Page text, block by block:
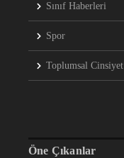
Sınıf Haberleri
Spor
Toplumsal Cinsiyet
Öne Çıkanlar